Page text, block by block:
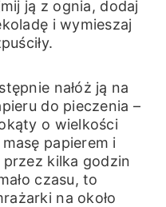
ją z ognia, dodaj
i wymieszaj
nałóż ją na
do pieczenia –
o wielkości
papierem i
przez kilka godzin
czasu, to
na około